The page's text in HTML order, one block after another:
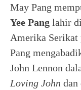
May Pang
Yee Pang lahir
Amerika Serikat
Pang
John Lennon
Loving John dan